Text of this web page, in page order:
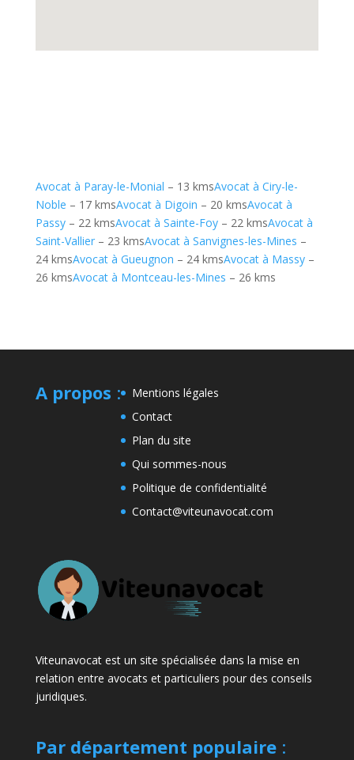
Avocat à Paray-le-Monial – 13 kmsAvocat à Ciry-le-
Noble – 17 kmsAvocat à Digoin – 20 kmsAvocat à
Passy– 22 kmsAvocat à Sainte-Foy– 22 kmsAvocat à
Saint-Vallier– 23 kmsAvocat à Sanvignes-les-Mines –
24 kmsAvocat à Gueugnon – 24 kmsAvocat à Massy–
26 kmsAvocat à Montceau-les-Mines – 26 kms
A propos :
Mentions légales
Contact
Plan du site
Qui sommes-nous
Politique de confidentialité
Contact@viteunavocat.com
Viteunavocat est un site spécialisée dans la mise en
relation entre avocats et particuliers pour des conseils
juridiques.
Par département populaire: